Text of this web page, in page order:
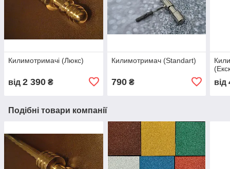
Килимотримачі (Люкс)
від 2 390 ₴
Килимотримач (Standart)
790₴ від
Подібні товари компанії